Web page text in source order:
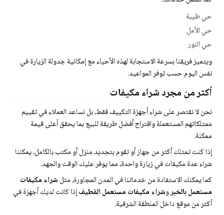
حي طيبة
حي الأمل
حي النور
ويتميز فريقنا بسرعة الاستجابة لهذه الأحياء مع إمكانية جدولة الزيارة في
نفس اليوم حسب توفر المواعيد.
أكثر من مجرد شراء مكيفات
نحن لا نقتصر على شراء أجهزة التكييف فقط، بل نساعد العملاء في تقييم
ممتلكاتهم المستعملة واقتراح أفضل طريقة للبيع بما يحقق أعلى قيمة
ممكنة.
إذا كنت تمتلك أكثر من جهاز أو تقوم بتجديد منزل أو مكتب بالكامل، يمكننا
شراء عدة مكيفات في زيارة واحدة، مما يوفر عليك الوقت والجهد.
كما يمكنك الاستفادة من خدماتنا في المدن المجاورة، مثلشراء مكيفات
مستعمل بالخبروشراء مكيفات مستعمل القطيفإذا كانت لديك أجهزة في
أكثر من موقع داخل المنطقة الشرقية.